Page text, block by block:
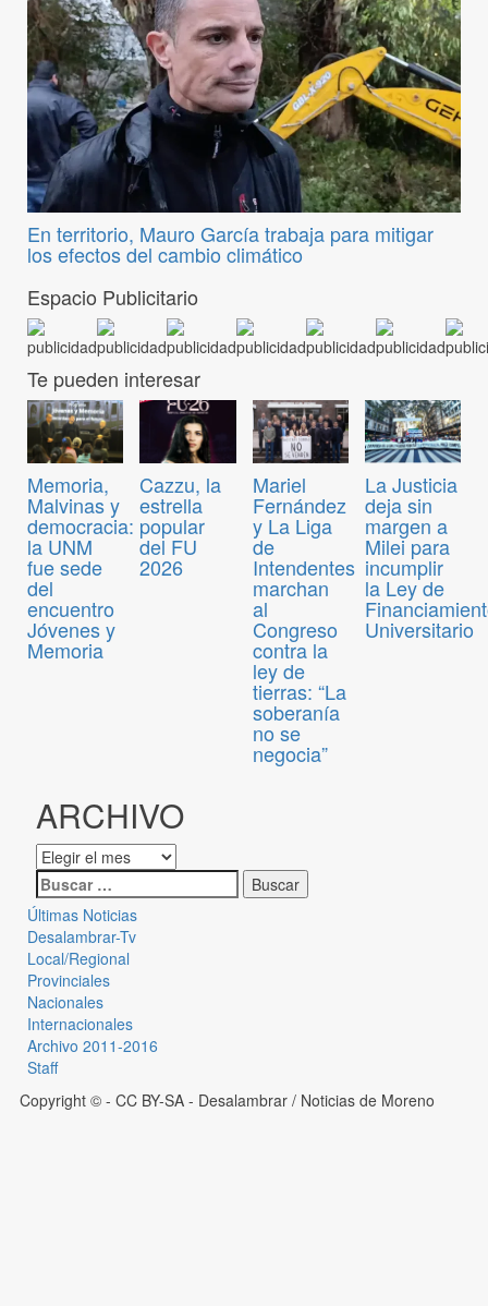
En territorio, Mauro García trabaja para mitigar
los efectos del cambio climático
Espacio Publicitario
Te pueden interesar
Memoria,
Malvinas y
democracia:
la UNM
fue sede
del
encuentro
Jóvenes y
Memoria
Cazzu, la
estrella
popular
del FU
2026
Mariel
Fernández
y La Liga
de
Intendentes
marchan
al
Congreso
contra la
ley de
tierras: “La
soberanía
no se
negocia”
La Justicia
deja sin
margen a
Milei para
incumplir
la Ley de
Universitario
ARCHIVO
Últimas Noticias
Desalambrar-Tv
Local/Regional
Provinciales
Nacionales
Internacionales
Archivo 2011-2016
Staff
Copyright © - CC BY-SA - Desalambrar / Noticias de Moreno